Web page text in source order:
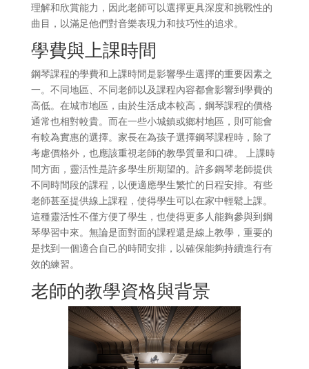
理解和欣賞能力，因此老師可以選擇更具深度和挑戰性的
曲目，以滿足他們對音樂表現力和技巧性的追求。
學費與上課時間
鋼琴課程的學費和上課時間是影響學生選擇的重要因素之
一。不同地區、不同老師以及課程內容都會影響到學費的
高低。在城市地區，由於生活成本較高，鋼琴課程的價格
通常也相對較貴。而在一些小城鎮或鄉村地區，則可能會
有較為實惠的選擇。家長在為孩子選擇鋼琴課程時，除了
考慮價格外，也應該重視老師的教學質量和口碑。 上課時
間方面，靈活性是許多學生所期望的。許多鋼琴老師提供
不同時間段的課程，以便適應學生繁忙的日程安排。有些
老師甚至提供線上課程，使得學生可以在家中輕鬆上課。
這種靈活性不僅方便了學生，也使得更多人能夠參與到鋼
琴學習中來。無論是面對面的課程還是線上教學，重要的
是找到一個適合自己的時間安排，以確保能夠持續進行有
效的練習。
老師的教學資格與背景